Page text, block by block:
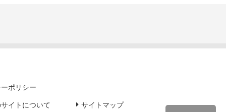
ポリシー
イトについて
サイトマップ